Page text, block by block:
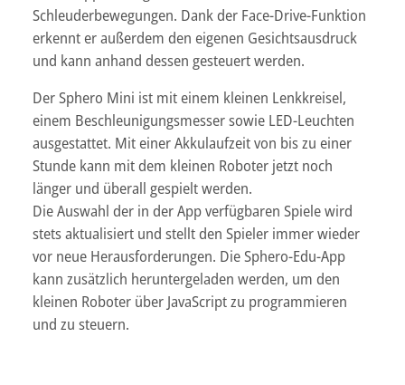
Schleuderbewegungen. Dank der Face-Drive-Funktion
erkennt er außerdem den eigenen Gesichtsausdruck
und kann anhand dessen gesteuert werden.
Der Sphero Mini ist mit einem kleinen Lenkkreisel,
einem Beschleunigungsmesser sowie LED-Leuchten
ausgestattet. Mit einer Akkulaufzeit von bis zu einer
Stunde kann mit dem kleinen Roboter jetzt noch
länger und überall gespielt werden.
Die Auswahl der in der App verfügbaren Spiele wird
stets aktualisiert und stellt den Spieler immer wieder
vor neue Herausforderungen. Die Sphero-Edu-App
kann zusätzlich heruntergeladen werden, um den
kleinen Roboter über JavaScript zu programmieren
und zu steuern.